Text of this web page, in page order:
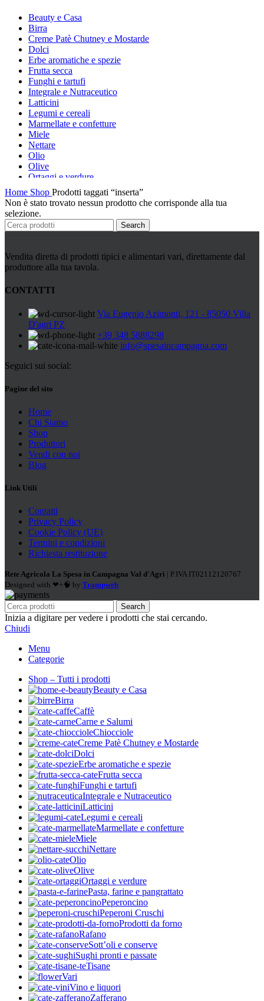
Beauty e Casa
Birra
Creme Patè Chutney e Mostarde
Dolci
Erbe aromatiche e spezie
Frutta secca
Funghi e tartufi
Integrale e Nutraceutico
Latticini
Legumi e cereali
Marmellate e confetture
Miele
Nettare
Olio
Olive
Ortaggi e verdure
Pasta, farine e pangrattato
Peperoncino
Peperoni Cruschi
Prodotti da forno
Rafano
Sott’oli e conserve
Sughi pronti e passate
Tisane
Vino e liquori
Zuppe secche e pronte
Home Shop Prodotti taggati “inserta”
Non è stato trovato nessun prodotto che corrisponde alla tua
selezione.
Search
Vendita diretta di prodotti tipici e alimentari vari, direttamente dal
produttore alla tua tavola.
CONTATTI
Via Eugenio Azimonti, 121 - 85050 Villa
D'agri PZ
+39 348 5888298
info@spesaincampagna.com
Seguici sui social:
Pagine del sito
Home
Chi Siamo
Shop
Produttori
Vendi con noi
Blog
Link Utili
Contatti
Privacy Policy
Cookie Policy (UE)
Termini e condizioni
Richiesta restituzione
Rete Agricola La Spesa in Campagna Val d'Agri | P.IVA IT02112120767
Designed with ❤+🧠 by Trampweb
Search
Inizia a digitare per vedere i prodotti che stai cercando.
Chiudi
Menu
Categorie
Shop – Tutti i prodotti
Beauty e Casa
Birra
Caffè
Carne e Salumi
Chiocciole
Creme Patè Chutney e Mostarde
Dolci
Erbe aromatiche e spezie
Frutta secca
Funghi e tartufi
Integrale e Nutraceutico
Latticini
Legumi e cereali
Marmellate e confetture
Miele
Nettare
Olio
Olive
Ortaggi e verdure
Pasta, farine e pangrattato
Peperoncino
Peperoni Cruschi
Prodotti da forno
Rafano
Sott’oli e conserve
Sughi pronti e passate
Tisane
Vari
Vino e liquori
Zafferano